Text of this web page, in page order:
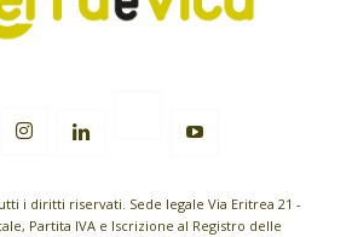
i diritti riservati. Sede legale Via Eritrea 21 -
Partita IVA e Iscrizione al Registro delle